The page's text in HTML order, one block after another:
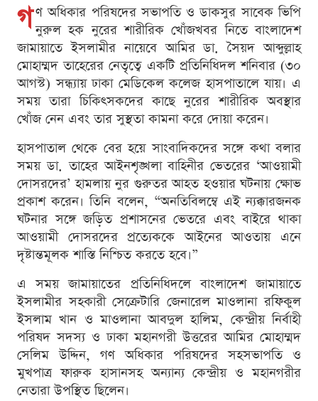
গ ণ অধিকার পরিষদের সভাপতি ও ডাকসুর সাবেক ভিপি
নুরুল হক নুরের শারীরিক খোঁজখবর নিতে বাংলাদেশ
জামায়াতে ইসলামীর নায়েবে আমির ডা. সৈয়দ আব্দুল্লাহ
মোহাম্মদ তাহেরের নেতৃত্বে একটি প্রতিনিধিদল শনিবার (৩০
আগস্ট) সন্ধ্যায় ঢাকা মেডিকেল কলেজ হাসপাতালে যায়। এ
সময় তারা চিকিৎসকদের কাছে নুরের শারীরিক অবস্থার
খোঁজ নেন এবং তার সুস্থতা কামনা করে দোয়া করেন।
হাসপাতাল থেকে বের হয়ে সাংবাদিকদের সঙ্গে কথা বলার
সময় ডা. তাহের আইনশৃঙ্খলা বাহিনীর ভেতরের ‘আওয়ামী
দোসরদের’ হামলায় নুর গুরুতর আহত হওয়ার ঘটনায় ক্ষোভ
প্রকাশ করেন। তিনি বলেন, “অনতিবিলম্বে এই ন্যক্কারজনক
ঘটনার সঙ্গে জড়িত প্রশাসনের ভেতরে এবং বাইরে থাকা
আওয়ামী দোসরদের প্রত্যেককে আইনের আওতায় এনে
দৃষ্টান্তমূলক শাস্তি নিশ্চিত করতে হবে।”
এ সময় জামায়াতের প্রতিনিধিদলে বাংলাদেশ জামায়াতে
ইসলামীর সহকারী সেক্রেটারি জেনারেল মাওলানা রফিকুল
ইসলাম খান ও মাওলানা আবদুল হালিম, কেন্দ্রীয় নির্বাহী
পরিষদ সদস্য ও ঢাকা মহানগরী উত্তরের আমির মোহাম্মদ
সেলিম উদ্দিন, গণ অধিকার পরিষদের সহসভাপতি ও
মুখপাত্র ফারুক হাসানসহ অন্যান্য কেন্দ্রীয় ও মহানগরীর
নেতারা উপস্থিত ছিলেন।